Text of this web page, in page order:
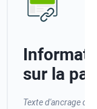
sur la
Texte d'ancrage du